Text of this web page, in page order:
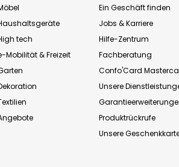
tech
Mobilität & Freizeit
Ein Geschäft finden
Jobs & Karriere
Hilfe-Zentrum
Fachberatung
Confo'Card
Unsere
Produktrückrufe
Unsere